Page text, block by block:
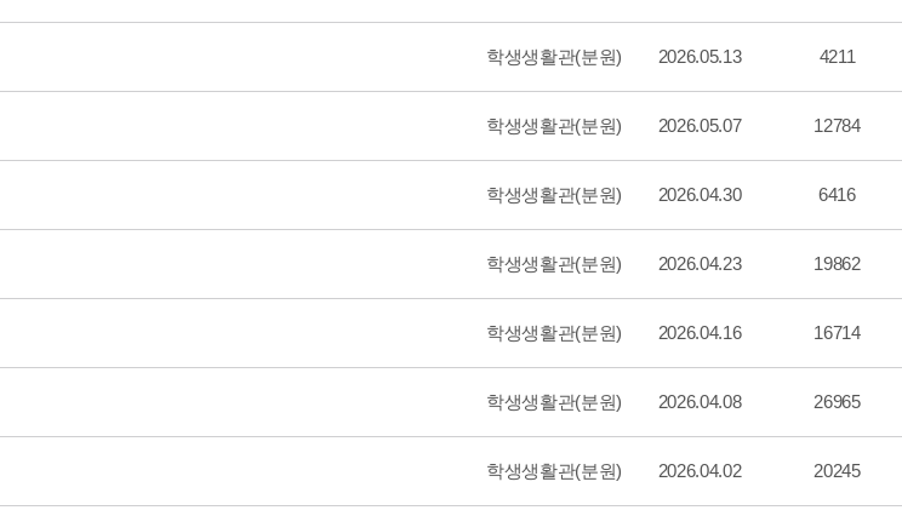
학생생활관(분원) 2026.05.13 4211
학생생활관(분원) 2026.05.07 12784
학생생활관(분원) 2026.04.30 6416
학생생활관(분원) 2026.04.23 19862
학생생활관(분원) 2026.04.16 16714
학생생활관(분원) 2026.04.08 26965
학생생활관(분원) 2026.04.02 20245